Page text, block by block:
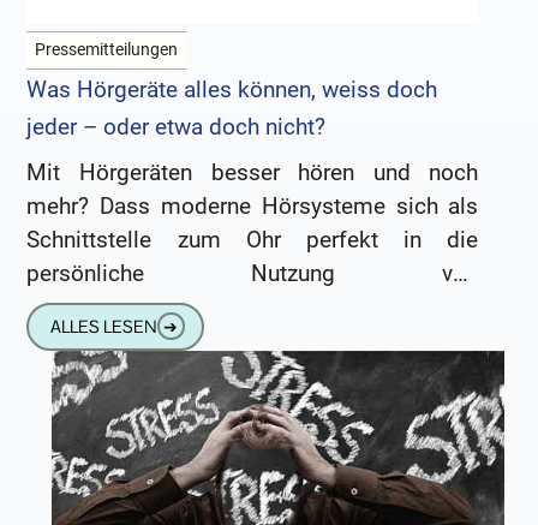
Pressemitteilungen
Was Hörgeräte alles können, weiss doch
jeder – oder etwa doch nicht?
Mit Hörgeräten besser hören und noch
mehr? Dass moderne Hörsysteme sich als
Schnittstelle zum Ohr perfekt in die
persönliche Nutzung von
Unterhaltungselektronik, App-Anwendungen,
PC und Smartphone einbinden lassen, ist
offenbar
ALLES LESEN ➔